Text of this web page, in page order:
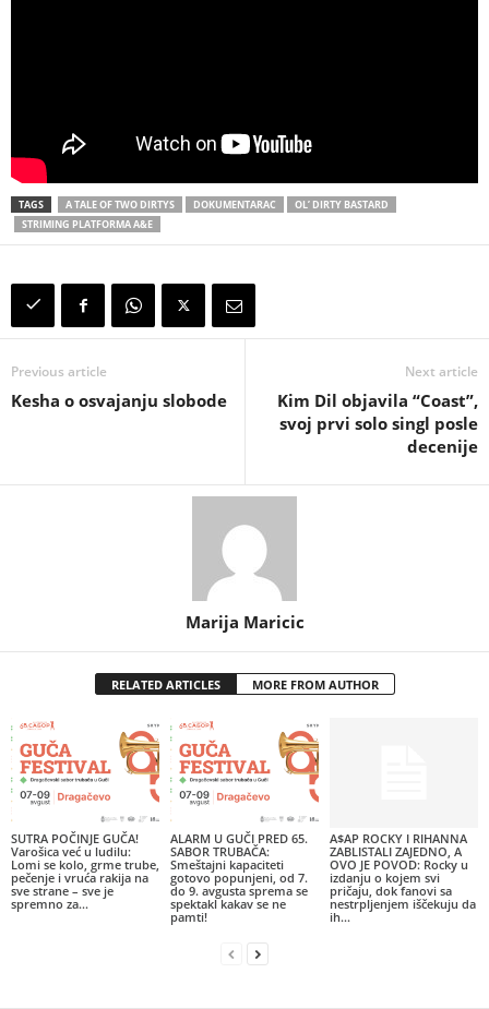
TAGS A TALE OF TWO DIRTYS DOKUMENTARAC
OL’ DIRTY BASTARD
STRIMING PLATFORMA A&E
Previous article
Kesha o osvajanju slobode
Next article
Kim Dil objavila “Coast”,
svoj prvi solo singl posle
decenije
Marija Maricic
RELATED ARTICLES MORE FROM AUTHOR
SUTRA POČINJE GUČA!
Varošica već u ludilu:
Lomi se kolo, grme trube,
pečenje i vruća rakija na
sve strane – sve je
spremno za...
ALARM U GUČI PRED 65.
SABOR TRUBAČA:
Smeštajni kapaciteti
gotovo popunjeni, od 7.
do 9. avgusta sprema se
spektakl kakav se ne
pamti!
A$AP ROCKY I RIHANNA
ZABLISTALI ZAJEDNO, A
OVO JE POVOD: Rocky u
izdanju o kojem svi
pričaju, dok fanovi sa
nestrpljenjem iščekuju da
ih...